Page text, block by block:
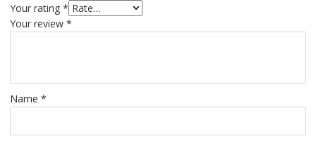
Your rating *
Your review *
Name *